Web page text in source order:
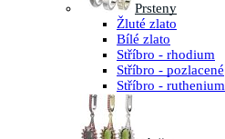
Prsteny
Žluté zlato
Bílé zlato
Stříbro - rhodium
Stříbro - pozlacené
Stříbro - ruthenium